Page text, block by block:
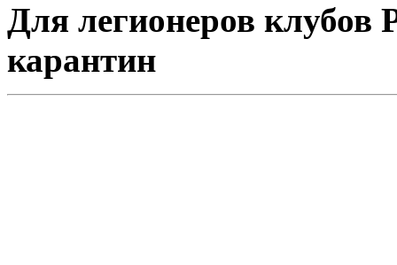
Для легионеров клубов
карантин